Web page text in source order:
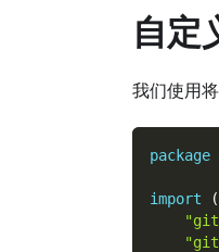
自定
我们使用
package
import
(